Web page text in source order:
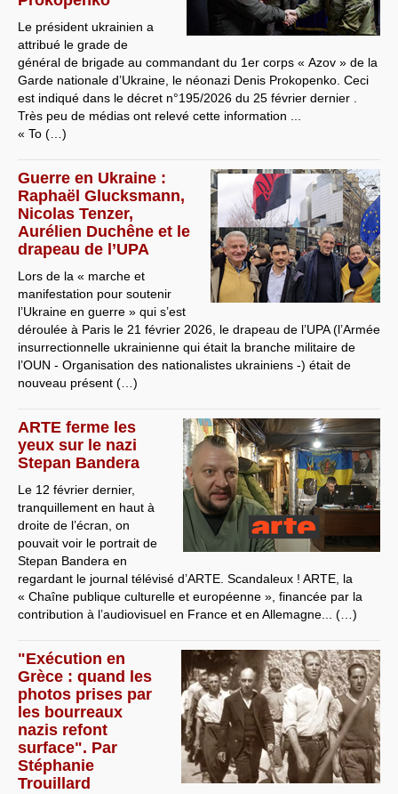
Le président ukrainien a
attribué le grade de
général de brigade au commandant du 1er corps « Azov » de la
Garde nationale d’Ukraine, le néonazi Denis Prokopenko. Ceci
est indiqué dans le décret n°195/2026 du 25 février dernier .
Très peu de médias ont relevé cette information ...
« To (…)
Guerre en Ukraine :
Raphaël Glucksmann,
Nicolas Tenzer,
Aurélien Duchêne et le
drapeau de l’UPA
Lors de la « marche et
manifestation pour soutenir
l’Ukraine en guerre » qui s’est
déroulée à Paris le 21 février 2026, le drapeau de l’UPA (l’Armée
insurrectionnelle ukrainienne qui était la branche militaire de
l’OUN - Organisation des nationalistes ukrainiens -) était de
nouveau présent (…)
ARTE ferme les
yeux sur le nazi
Stepan Bandera
Le 12 février dernier,
tranquillement en haut à
droite de l’écran, on
pouvait voir le portrait de
Stepan Bandera en
regardant le journal télévisé d’ARTE. Scandaleux ! ARTE, la
« Chaîne publique culturelle et européenne », financée par la
contribution à l’audiovisuel en France et en Allemagne... (…)
"Exécution en
Grèce : quand les
photos prises par
les bourreaux
nazis refont
surface". Par
Stéphanie
Trouillard